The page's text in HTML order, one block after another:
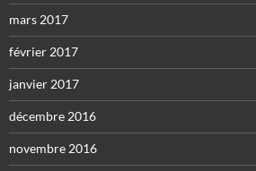
mars 2017
février 2017
janvier 2017
décembre 2016
novembre 2016